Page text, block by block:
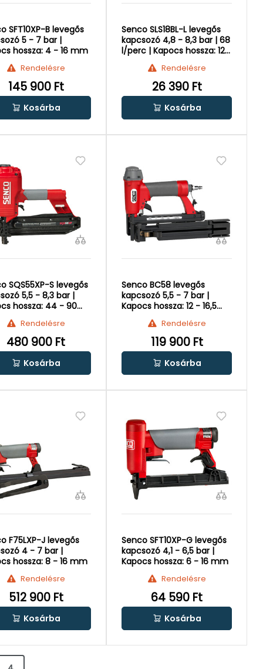
SFT10XP-B levegős
5 - 7 bar |
hossza: 4 - 16 mm
Rendelésre
145 900 Ft
Kosárba
Senco SLS18BL-L levegős
kapcsozó 4,8 - 8,3 bar | 68
l/perc | Kapocs hossza: 12 -
Rendelésre
26 390 Ft
Kosárba
SQS55XP-S levegős
5,5 - 8,3 bar |
hossza: 44 - 90
Rendelésre
480 900 Ft
Kosárba
Senco BC58 levegős
kapcsozó 5,5 - 7 bar |
Kapocs hossza: 12 - 16,5
Rendelésre
119 900 Ft
Kosárba
F75LXP-J levegős
4 - 7 bar |
hossza: 8 - 16 mm
Rendelésre
512 900 Ft
Kosárba
Senco SFT10XP-G levegős
kapcsozó 4,1 - 6,5 bar |
Kapocs hossza: 6 - 16 mm
Rendelésre
64 590 Ft
Kosárba